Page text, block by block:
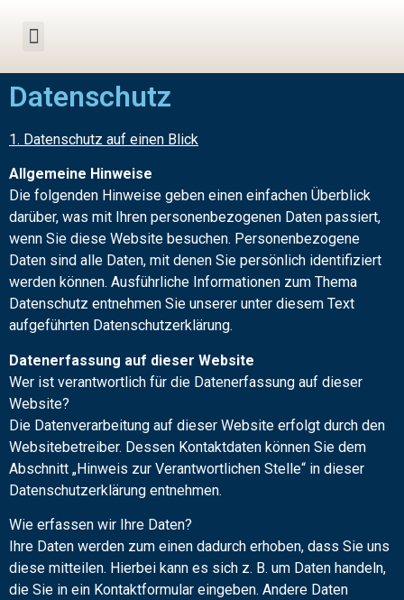
Datenschutz
1. Datenschutz auf einen Blick
Allgemeine Hinweise
Die folgenden Hinweise geben einen einfachen Überblick
darüber, was mit Ihren personenbezogenen Daten passiert,
wenn Sie diese Website besuchen. Personenbezogene
Daten sind alle Daten, mit denen Sie persönlich identifiziert
werden können. Ausführliche Informationen zum Thema
Datenschutz entnehmen Sie unserer unter diesem Text
aufgeführten Datenschutzerklärung.
Datenerfassung auf dieser Website
Wer ist verantwortlich für die Datenerfassung auf dieser
Website?
Die Datenverarbeitung auf dieser Website erfolgt durch den
Websitebetreiber. Dessen Kontaktdaten können Sie dem
Abschnitt „Hinweis zur Verantwortlichen Stelle“ in dieser
Datenschutzerklärung entnehmen.
Wie erfassen wir Ihre Daten?
Ihre Daten werden zum einen dadurch erhoben, dass Sie uns
diese mitteilen. Hierbei kann es sich z. B. um Daten handeln,
die Sie in ein Kontaktformular eingeben. Andere Daten